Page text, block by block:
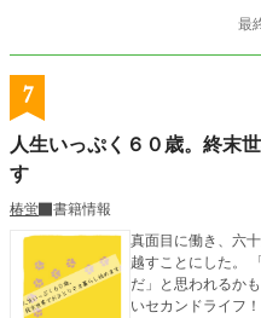
もちゃのぬいぐるみに内蔵)
西みゆきさん（ハ
酒飲み） 医者 矢木元
よっては、出てっ
最
7
人生いっぷく６０歳。終末
す
椿蛍
書籍情報
真面目に働き、六
越すことにした。 「この年齢で、新しい生活を？」「無謀
だ」と思われるか
いセカンドライフ！！ 崩壊後の世界で、自由気ままな